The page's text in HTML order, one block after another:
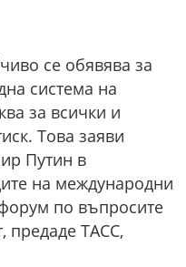
се обявява за
система на
за всички и
Това заяви
Путин в
на международни
по въпросите
предаде ТАСС,